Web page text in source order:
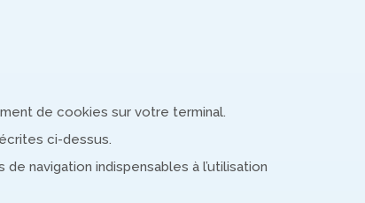
de cookies sur votre terminal.
ci-dessus.
navigation indispensables à l’utilisation